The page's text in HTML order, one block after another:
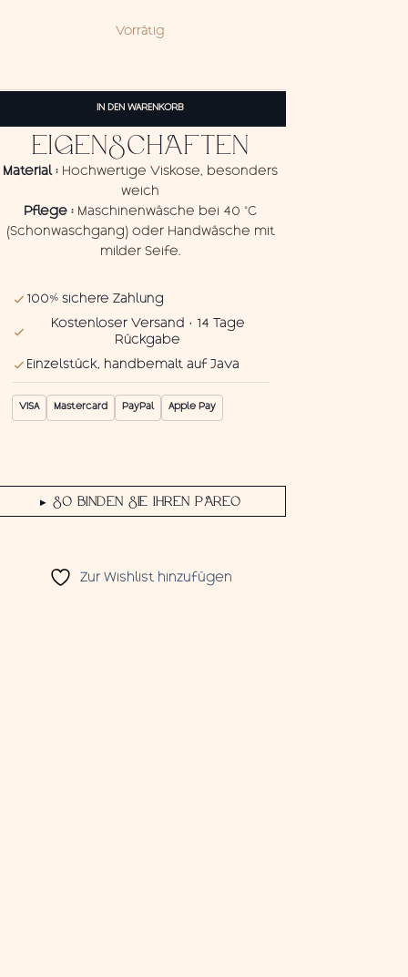
Vorrätig
3
Blue
Menge
IN DEN WARENKORB
EIGENSCHAFTEN
Material : Hochwertige Viskose, besonders
weich
Pflege : Maschinenwäsche bei 40 °C
(Schonwaschgang) oder Handwäsche mit
milder Seife.
100% sichere Zahlung
Kostenloser Versand · 14 Tage
Rückgabe
Einzelstück, handbemalt auf Java
VISA Mastercard PayPal Apple Pay
▶ SO BINDEN SIE IHREN PAREO
Zur Wishlist hinzufügen